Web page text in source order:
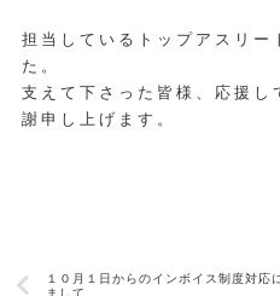
担当しているトップアスリー
た。
支えて下さった皆様、応援
謝申し上げます。
１０月１日からのインボイス制度対応
まして